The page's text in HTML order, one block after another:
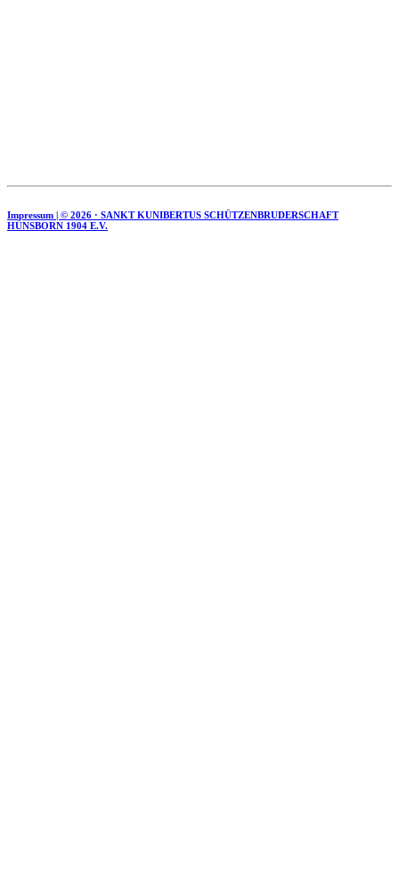
Impressum | © 2026 · SANKT KUNIBERTUS SCHÜTZENBRUDERSCHAFT
HÜNSBORN 1904 E.V.